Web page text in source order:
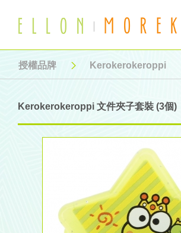
授權品牌 Kerokerokeroppi
Kerokerokeroppi 文件夾子套裝 (3個)